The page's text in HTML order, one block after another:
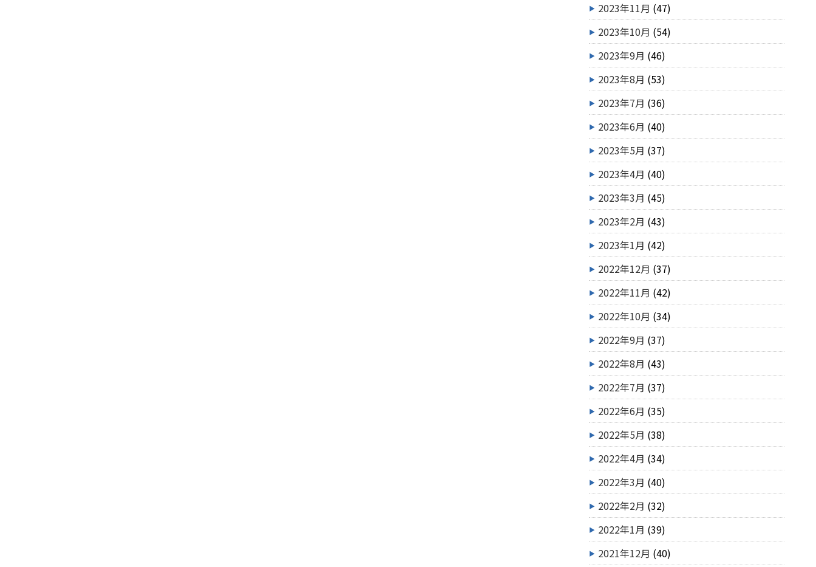
2023年11月 (47)
2023年10月 (54)
2023年9月 (46)
2023年8月 (53)
2023年7月 (36)
2023年6月 (40)
2023年5月 (37)
2023年4月 (40)
2023年3月 (45)
2023年2月 (43)
2023年1月 (42)
2022年12月 (37)
2022年11月 (42)
2022年10月 (34)
2022年9月 (37)
2022年8月 (43)
2022年7月 (37)
2022年6月 (35)
2022年5月 (38)
2022年4月 (34)
2022年3月 (40)
2022年2月 (32)
2022年1月 (39)
2021年12月 (40)